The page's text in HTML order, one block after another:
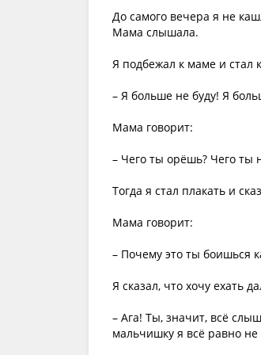
До самого вечера я не
Мама слышала.
Я подбежал к маме и стал
– Я больше не буду! Я
Мама говорит:
– Чего ты орёшь? Чего ты
Тогда я стал плакать и
Мама говорит:
– Почему это ты боишься
Я сказал, что хочу ехать
– Ага! Ты, значит, всё
мальчишку я всё равно не